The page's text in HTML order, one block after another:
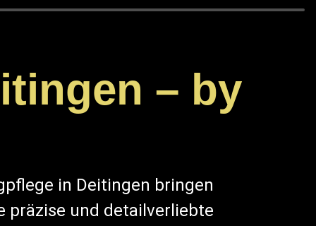
– by
in Deitingen bringen
präzise und detailverliebte